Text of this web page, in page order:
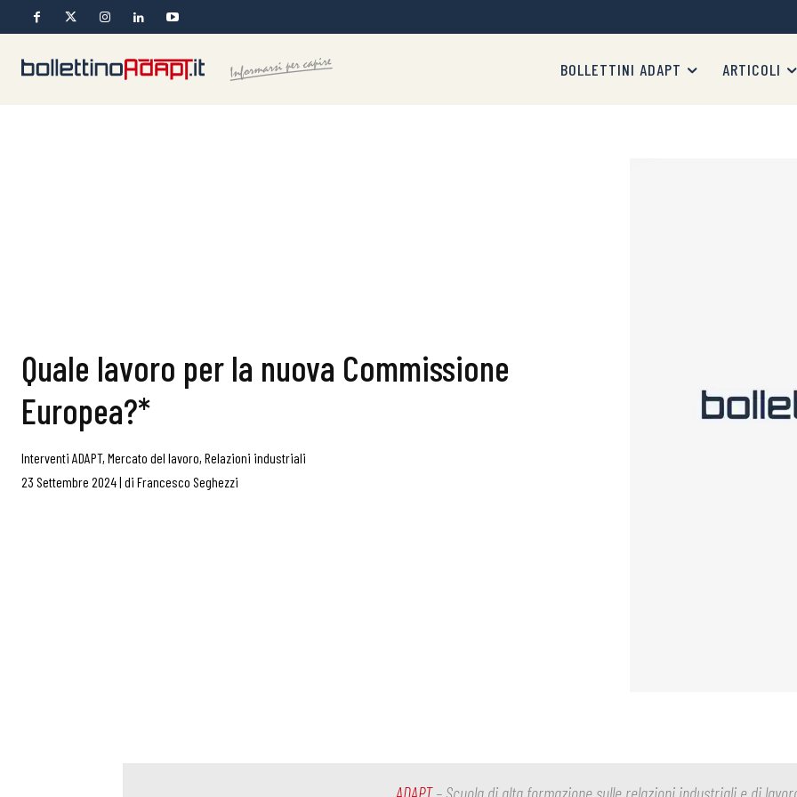
BOLLETTINI ADAPT ARTICOLI
Quale lavoro per la nuova Commissione
Europea?*
Interventi ADAPT, Mercato del lavoro, Relazioni industriali
23 Settembre 2024| di Francesco Seghezzi
ADAPT– Scuola di alta formazione sulle relazioni industriali e di